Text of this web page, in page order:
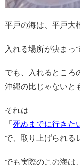
平戸の海は、平戸大
入れる場所が決まっ
でも、入れるところ
沖縄の比じゃないと
それは
「 死ぬまでに行きた
で、取り上げられる
でも実際のこの海は